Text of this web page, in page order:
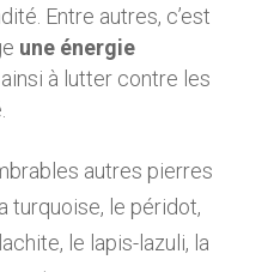
Entre autres, c’est
une énergie
à lutter contre les
autres pierres
turquoise, le péridot,
le lapis-lazuli, la